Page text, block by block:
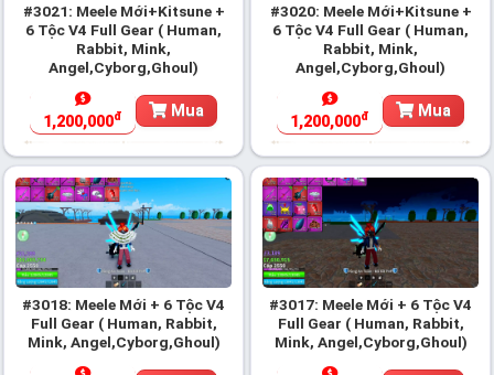
#3021: Meele Mới+Kitsune +
6 Tộc V4 Full Gear ( Human,
Rabbit, Mink,
Angel,Cyborg,Ghoul)
1,200,000đ Mua
#3020: Meele Mới+Kitsune +
6 Tộc V4 Full Gear ( Human,
Rabbit, Mink,
Angel,Cyborg,Ghoul)
1,200,000đ Mua
#3018: Meele Mới + 6 Tộc V4
Full Gear ( Human, Rabbit,
Mink, Angel,Cyborg,Ghoul)
#3017: Meele Mới + 6 Tộc V4
Full Gear ( Human, Rabbit,
Mink, Angel,Cyborg,Ghoul)